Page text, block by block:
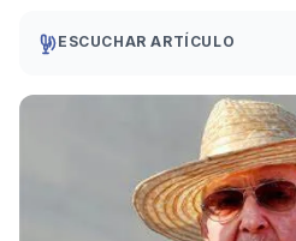
ESCUCHAR ARTÍCULO